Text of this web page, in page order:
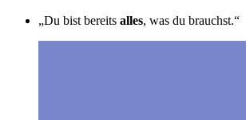
„Du bist bereits alles, was du brauchst.“